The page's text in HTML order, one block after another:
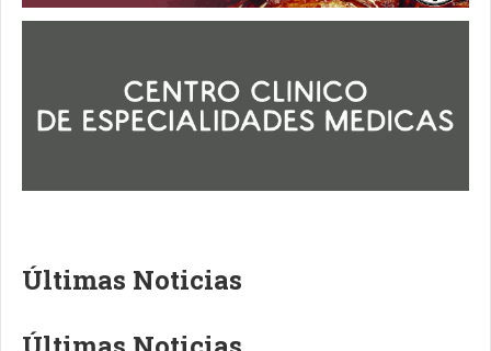
Últimas Noticias